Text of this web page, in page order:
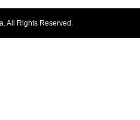
All Rights Reserved.